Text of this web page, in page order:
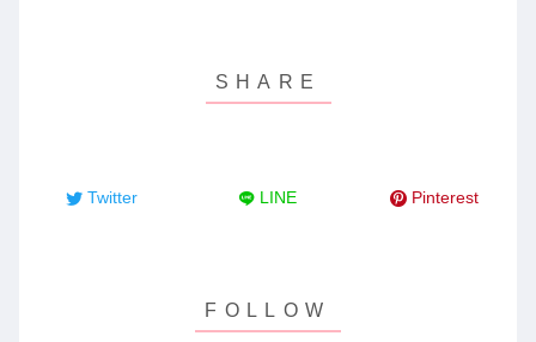
Twitter LINE Pinterest